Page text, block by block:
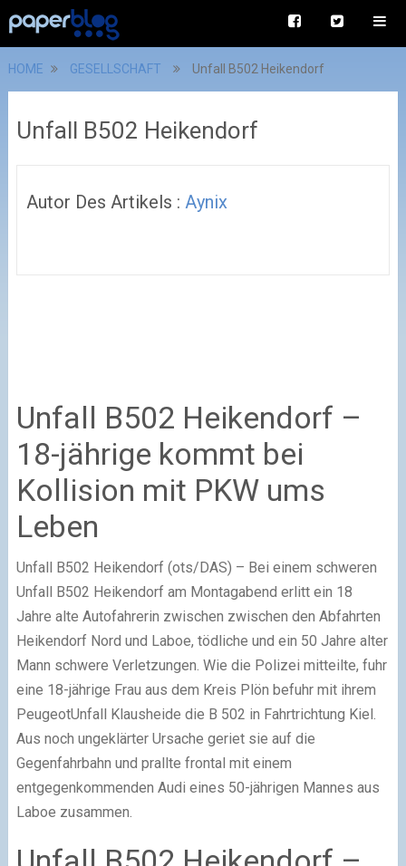
HOME GESELLSCHAFT Unfall B502 Heikendorf
Unfall B502 Heikendorf
Autor Des Artikels : Aynix
Unfall B502 Heikendorf –
18-jährige kommt bei
Kollision mit PKW ums
Leben
Unfall B502 Heikendorf (ots/DAS) – Bei einem schweren
Unfall B502 Heikendorf am Montagabend erlitt ein 18
Jahre alte Autofahrerin zwischen zwischen den Abfahrten
Heikendorf Nord und Laboe, tödliche und ein 50 Jahre alter
Mann schwere Verletzungen. Wie die Polizei mitteilte, fuhr
eine 18-jährige Frau aus dem Kreis Plön befuhr mit ihrem
PeugeotUnfall Klausheide die B 502 in Fahrtrichtung Kiel.
Aus noch ungeklärter Ursache geriet sie auf die
Gegenfahrbahn und prallte frontal mit einem
entgegenkommenden Audi eines 50-jährigen Mannes aus
Laboe zusammen.